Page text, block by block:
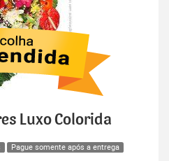
Luxo Colorida
Pague somente após a entrega